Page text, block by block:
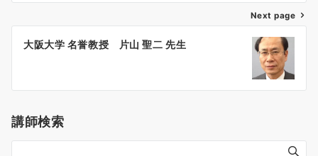
ゲ
シ
ョ
ン
Next page
大阪大学 名誉教授 片山 聖二 先生
講師検索